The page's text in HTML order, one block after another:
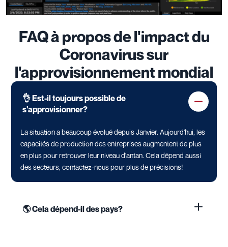
FAQ à propos de l'impact du
Coronavirus sur
l'approvisionnement mondial
👌 Est-il toujours possible de
s'approvisionner?
La situation a beaucoup évolué depuis Janvier. Aujourd'hui, les
capacités de production des entreprises augmentent de plus
en plus pour retrouver leur niveau d'antan. Cela dépend aussi
des secteurs, contactez-nous pour plus de précisions!
🌎 Cela dépend-il des pays?